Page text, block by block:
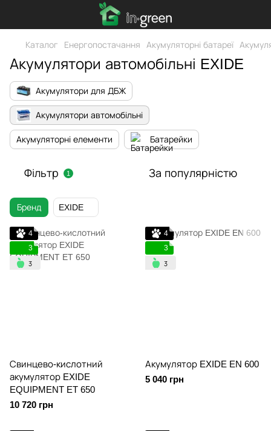
Каталог Енергопостачання Акумуляторні батареї
Акумулятори автомобільні EXIDE
Акумулятори для ДБЖ
Акумулятори автомобільні
Акумуляторні елементи Батарейки
Фільтр 1 За популярністю
Бренд EXIDE
4
3
Свинцево-кислотний
акумулятор EXIDE
EQUIPMENT ET 650
10 720 грн
4
3
Акумулятор EXIDE EN 600
5 040 грн